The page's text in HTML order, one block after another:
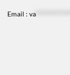
Email : va*************